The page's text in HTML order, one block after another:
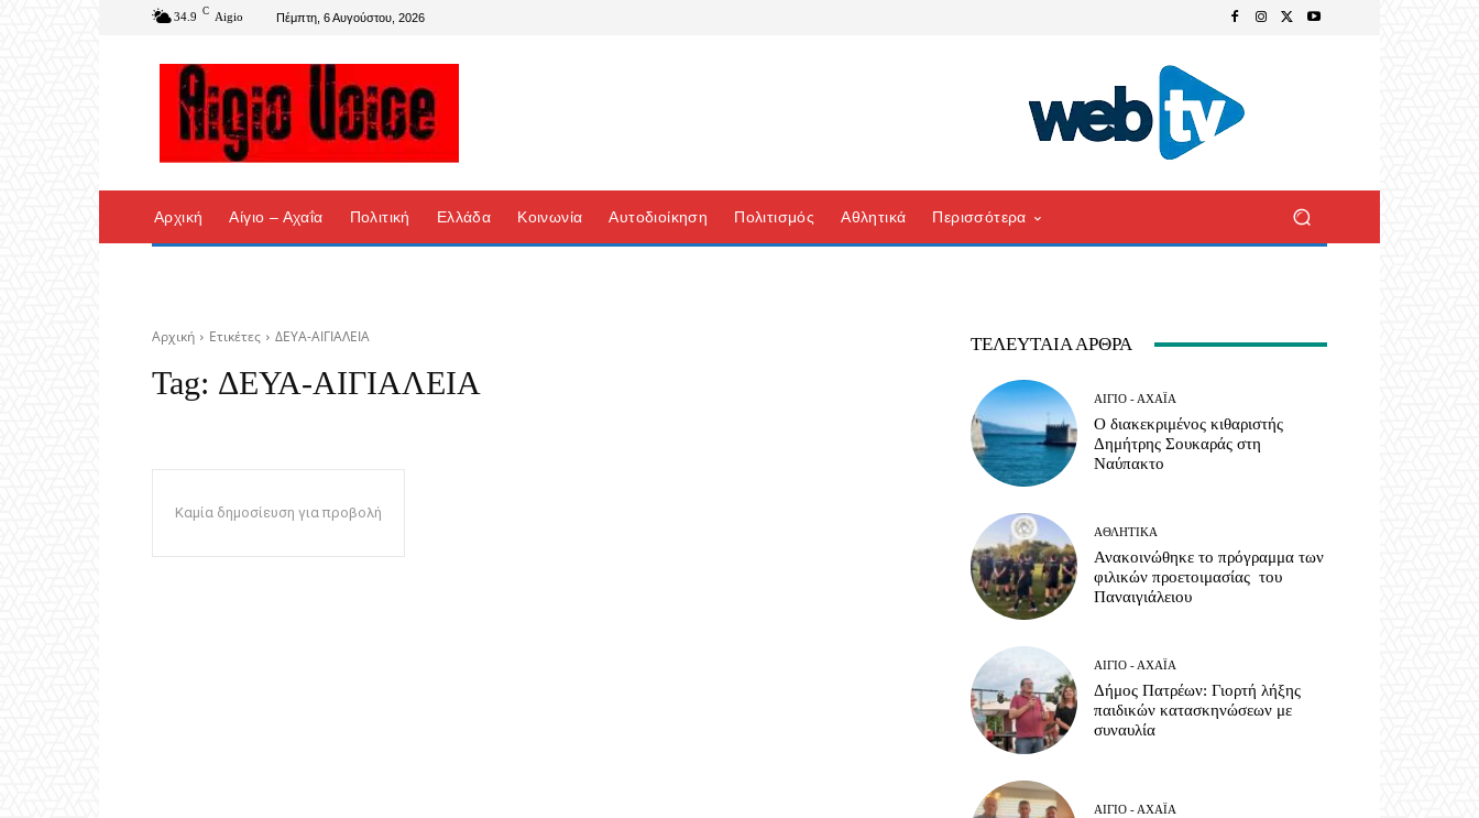
34.9 C Aigio Πέμπτη, 6 Αυγούστου, 2026
Αρχική Αίγιο – Αχαΐα Πολιτική Ελλάδα Κοινωνία Αυτοδιοίκηση Πολιτισμός Αθλητικά Περισσότερα
Αρχική Ετικέτες ΔΕΥΑ-ΑΙΓΙΑΛΕΙΑ
Tag: ΔΕΥΑ-ΑΙΓΙΑΛΕΙΑ
Καμία δημοσίευση για προβολή
ΤΕΛΕΥΤΑΊΑ ΆΡΘΡΑ
ΑΊΓΙΟ - ΑΧΑΪ́Α
Ο διακεκριμένος κιθαριστής
Δημήτρης Σουκαράς στη
Ναύπακτο
ΑΘΛΗΤΙΚΆ
Ανακοινώθηκε το πρόγραμμα των
φιλικών προετοιμασίας του
Παναιγιάλειου
ΑΊΓΙΟ - ΑΧΑΪ́Α
Δήμος Πατρέων: Γιορτή λήξης
παιδικών κατασκηνώσεων με
συναυλία
ΑΊΓΙΟ - ΑΧΑΪ́Α